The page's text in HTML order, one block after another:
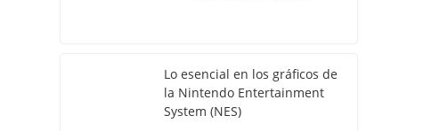
Lo esencial en los gráficos de
la Nintendo Entertainment
System (NES)